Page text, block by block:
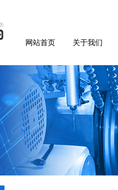
网站首页 关于我们